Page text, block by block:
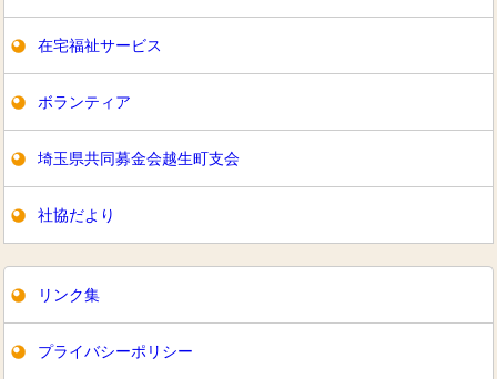
在宅福祉サービス
ボランティア
埼玉県共同募金会越生町支会
社協だより
リンク集
プライバシーポリシー